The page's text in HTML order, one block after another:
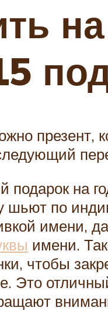
подарок на
шьют по
имени,
имени.
чтобы
Это